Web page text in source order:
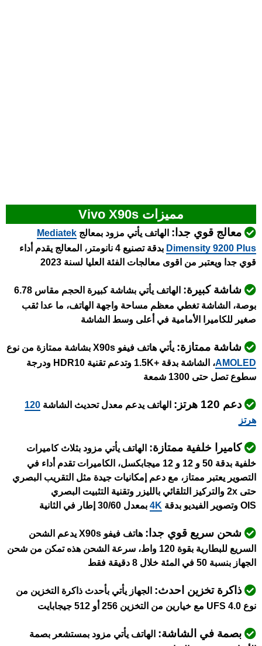
مميزات Vivo X90s
معالج قوي جدا: الهاتف يأتي مزود بمعالج Mediatek
Dimensity 9200 Plus
بدقة تصنيع 4 نانومتر، المعالج يقدم أداء
قوي جدا ويعتبر من اقوى معالجات الفئة العليا لسنة 2023
شاشة كبيرة:
الهاتف يأتي بشاشة كبيرة الحجم مقاس 6.78
بوصة، الشاشة تغطي معظم مساحة واجهة الهاتف، ما عدا ثقب
صغير للكاميرا الأمامية في أعلى وسط الشاشة
شاشة ممتازة: يأتي هاتف فيفو X90s بشاشة ممتازة من نوع
AMOLED
، الشاشة بدقة +1.5K وتدعم تقنية HDR10 ودرجة
سطوع تصل حتى 1300 شمعة
دعم 120 هرتز: الهاتف يدعم معدل تحديث الشاشة 120
هرتز
كاميرا خلفية ممتازة: الهاتف يأتي مزود بثلاث كاميرات
خلفية بدقة 50 و 12 و 12 ميجابكسل، الكاميرات تقدم أداء في
التصوير يعتبر ممتاز، مع دعم إمكانيات جيدة مثل التقريب البصري
حتى 2x والتركيز التلقائي بالليزر وتقنية التثبيت البصري
OIS وتصوير الفيديو بدقة
4K بمعدل 30/60 إطار في الثانية
شحن سريع قوي جدا:
هاتف فيفو X90s يدعم الشحن
السريع للبطارية بقوة 120 واط، سرعة الشحن هذه تمكن من شحن
الجهاز بنسبة 50 في المئة خلال 8 دقيقة فقط
ذاكرة تخزين احدث: الجهاز يأتي بأحدث ذاكرة التخزين من
نوع UFS 4.0 مع خيارين من التخزين 256 أو 512 جيجابايت
بصمة في الشاشة: الهاتف يأتي مزود بمستشعر بصمة